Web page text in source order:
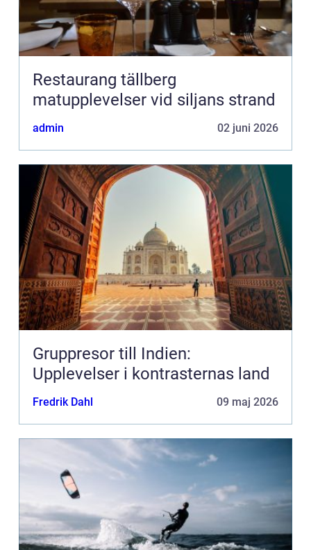
Restaurang tällberg
matupplevelser vid siljans strand
admin 02 juni 2026
Gruppresor till Indien:
Upplevelser i kontrasternas land
Fredrik Dahl 09 maj 2026